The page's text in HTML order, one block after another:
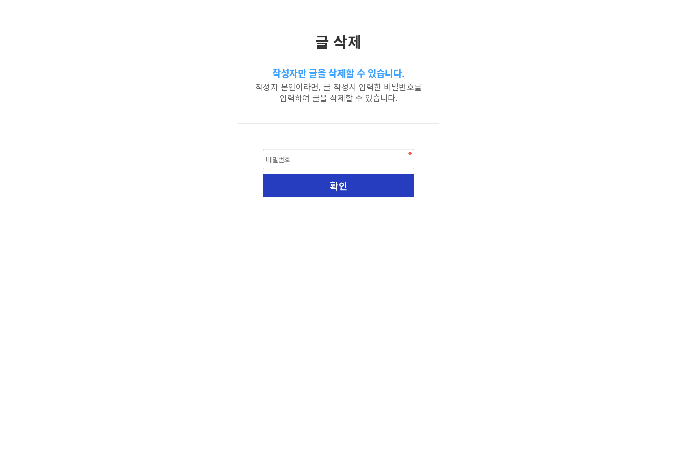
글 삭제
작성자만 글을 삭제할 수 있습니다.
작성자 본인이라면, 글 작성시 입력한 비밀번호를
입력하여 글을 삭제할 수 있습니다.